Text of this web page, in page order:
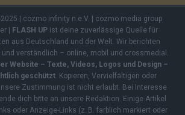
| cozmo infinity n.e.V. | cozmo media group
|
FLASH UPist deine zuverlässige Quelle für
aus Deutschland und der Welt. Wir berichten
und verständlich – online, mobil und crossmedial.
Website – Texte, Videos, Logos und Design –
geschützt. Kopieren, Vervielfältigen oder
Zustimmung ist nicht erlaubt. Bei Interesse
dich bitte an unsere Redaktion. Einige Artikel
oder Anzeige-Links (z. B. farblich markiert oder